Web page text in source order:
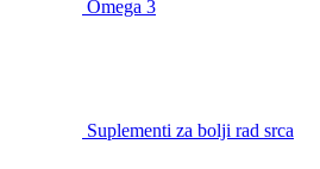
Omega 3
Suplementi za bolji rad srca